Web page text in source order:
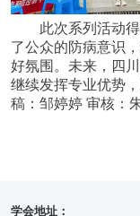
此次系列活动
了公众的防病意识
好氛围。未来，四
继续发挥专业优势
稿：邹婷婷 审核：
学会地址：